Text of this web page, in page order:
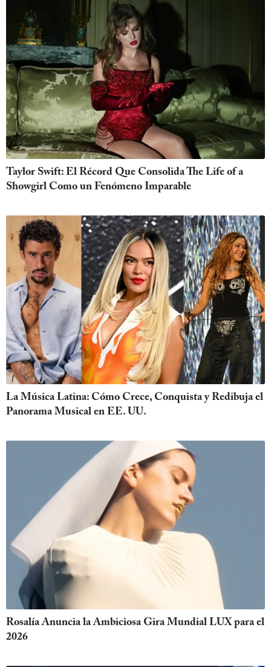
Taylor Swift: El Récord Que Consolida The Life of a
Showgirl Como un Fenómeno Imparable
La Música Latina: Cómo Crece, Conquista y Redibuja el
Panorama Musical en EE. UU.
Rosalía Anuncia la Ambiciosa Gira Mundial LUX para el
2026